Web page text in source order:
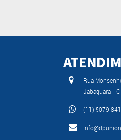
Rua
Jabaquara -
(11) 5079